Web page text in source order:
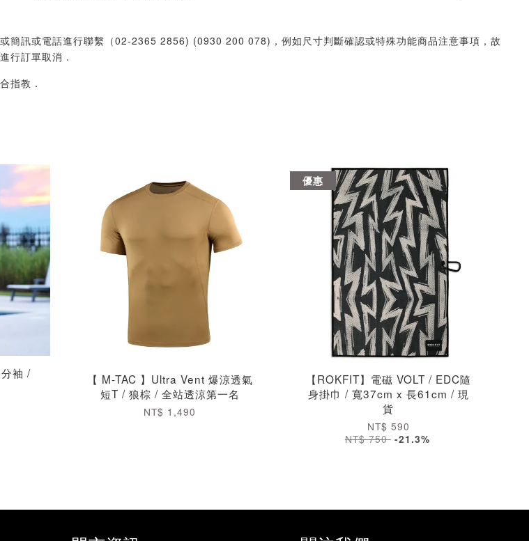
簡訊或電話進行聯繫（02-2365 2856) (0930 200 078)，例如尺寸判斷確認或特殊功能商品注意事項，故
行訂單取消．
指教．
袖 /
【 M-TAC 】Ultra Vent 爆涼透氣
短T / 狼棕 / 全站透涼第一名
NT$ 1,490
優惠
【ROKFIT】電磁 VOLT / EDC隨
身掛巾 / 寬37cm x 長61cm / 現
貨
NT$ 590
NT$ 750 -21.3%